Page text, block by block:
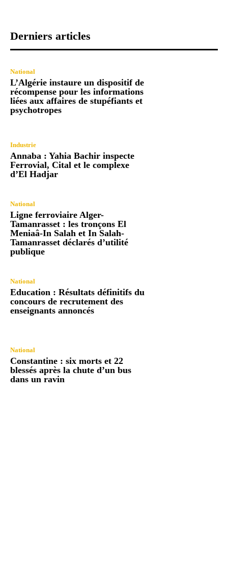
Derniers articles
National
L’Algérie instaure un dispositif de
récompense pour les informations
liées aux affaires de stupéfiants et
psychotropes
Industrie
Annaba : Yahia Bachir inspecte
Ferrovial, Cital et le complexe
d’El Hadjar
National
Ligne ferroviaire Alger-
Tamanrasset : les tronçons El
Meniaâ-In Salah et In Salah-
Tamanrasset déclarés d’utilité
publique
National
Education : Résultats définitifs du
concours de recrutement des
enseignants annoncés
National
Constantine : six morts et 22
blessés après la chute d’un bus
dans un ravin